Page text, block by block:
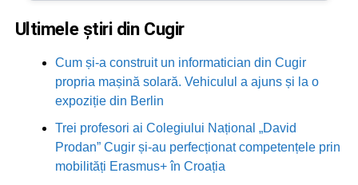
Ultimele știri din Cugir
Cum și-a construit un informatician din Cugir
propria mașină solară. Vehiculul a ajuns și la o
expoziție din Berlin
Trei profesori ai Colegiului Național „David
Prodan” Cugir și-au perfecționat competențele prin
mobilități Erasmus+ în Croația